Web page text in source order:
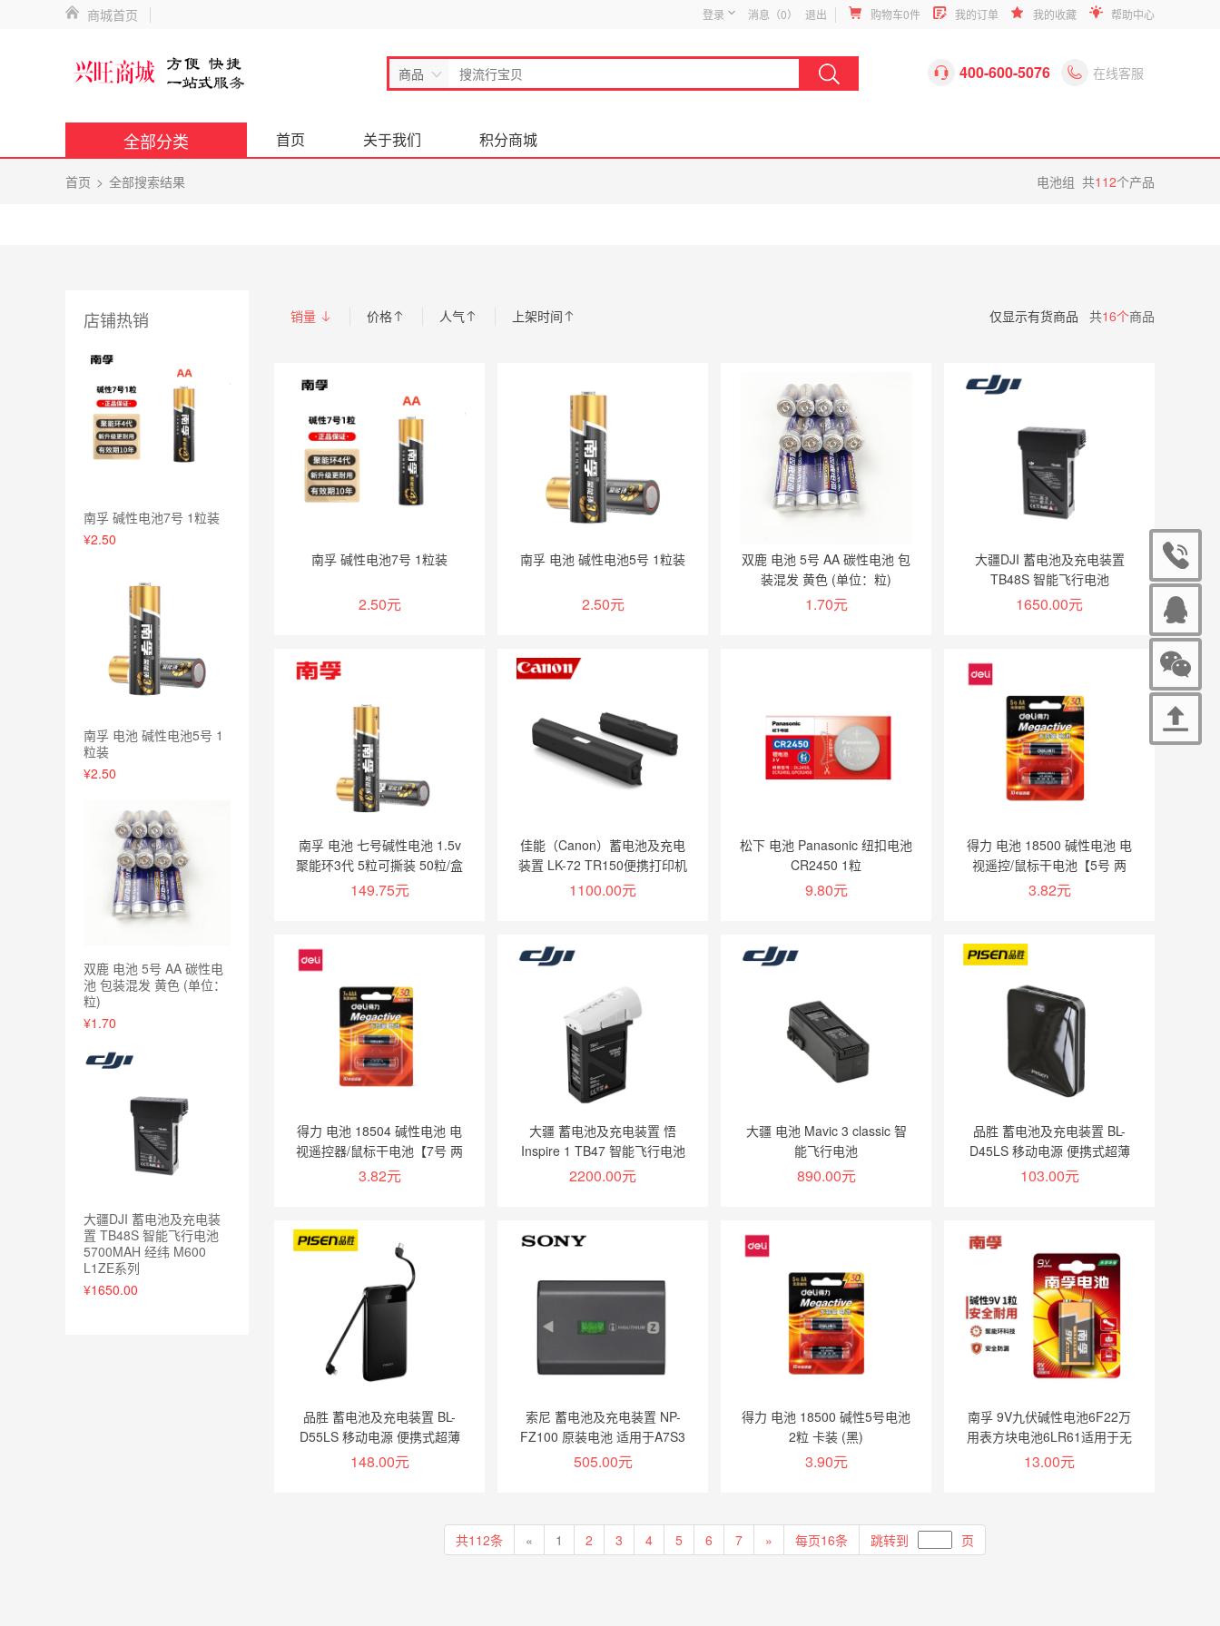
商城首页 登录 消息（0） 退出 购物车0件 我的订单 我的收藏 帮助中心
商品  400-600-5076  在线客服
全部分类 首页 关于我们 积分商城
首页 全部搜索结果 电池组 共112个产品
销量 价格 人气 上架时间 仅显示有货商品 共16个商品
南孚 碱性电池7号 1粒装
2.50元
南孚 电池 碱性电池5号 1粒装
2.50元
双鹿 电池 5号 AA 碳性电池 包
装混发 黄色 (单位：粒)
1.70元
大疆DJI 蓄电池及充电装置
TB48S 智能飞行电池
5700MAH 经纬 M600 L1ZE系
1650.00元
南孚 电池 七号碱性电池 1.5v
聚能环3代 5粒可撕装 50粒/盒
149.75元
佳能（Canon）蓄电池及充电
装置 LK-72 TR150便携打印机
电池组件（不含机器）
1100.00元
松下 电池 Panasonic 纽扣电池
CR2450 1粒
9.80元
得力 电池 18500 碱性电池 电
视遥控/鼠标干电池【5号 两
粒】
3.82元
得力 电池 18504 碱性电池 电
视遥控器/鼠标干电池【7号 两
粒】
3.82元
大疆 蓄电池及充电装置 悟
Inspire 1 TB47 智能飞行电池
4500mah
2200.00元
大疆 电池 Mavic 3 classic 智
能飞行电池
890.00元
品胜 蓄电池及充电装置 BL-
D45LS 移动电源 便携式超薄
10000毫安时充电宝 镜面数显
103.00元
品胜 蓄电池及充电装置 BL-
D55LS 移动电源 便携式超薄
10000毫安时充电宝 自带苹
148.00元
索尼 蓄电池及充电装置 NP-
FZ100 原装电池 适用于A7S3
A7M4 A7C 微单相机电池座充
505.00元
得力 电池 18500 碱性5号电池
2粒 卡装 (黑)
3.90元
南孚 9V九伏碱性电池6F22万
用表方块电池6LR61适用于无
线话筒/玩具遥控器/无线门铃/
13.00元
共112条
« 1 2 3 4 5 6 7 » 每页16条 跳转到 页
店铺热销
南孚 碱性电池7号 1粒装
¥2.50
南孚 电池 碱性电池5号 1
粒装
¥2.50
双鹿 电池 5号 AA 碳性电
池 包装混发 黄色 (单位：
粒)
¥1.70
大疆DJI 蓄电池及充电装
置 TB48S 智能飞行电池
5700MAH 经纬 M600
L1ZE系列
¥1650.00